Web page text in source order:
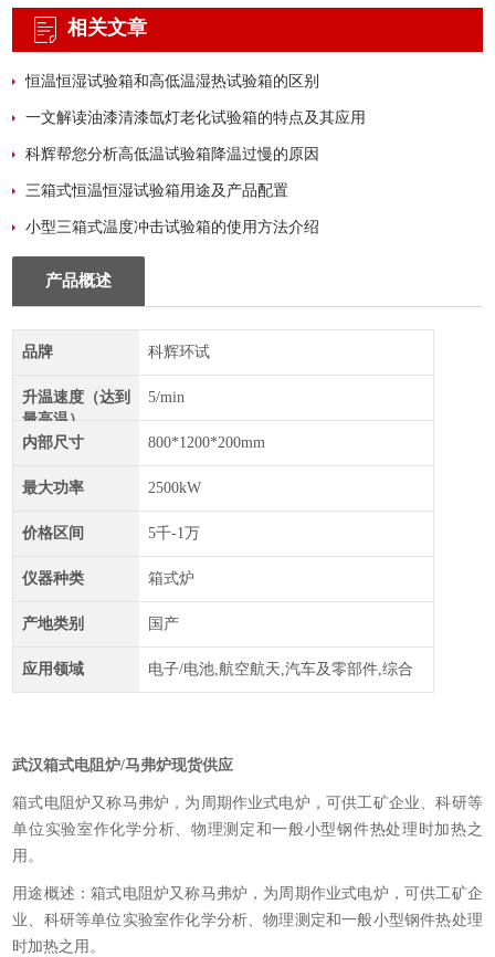
相关文章
恒温恒湿试验箱和高低温湿热试验箱的区别
一文解读油漆清漆氙灯老化试验箱的特点及其应用
科辉帮您分析高低温试验箱降温过慢的原因
三箱式恒温恒湿试验箱用途及产品配置
小型三箱式温度冲击试验箱的使用方法介绍
产品概述
品牌 科辉环试
升温速度（达到
最高温）
5/min
内部尺寸 800*1200*200mm
最大功率 2500kW
价格区间 5千-1万
仪器种类 箱式炉
产地类别 国产
应用领域 电子/电池,航空航天,汽车及零部件,综合
武汉箱式电阻炉/马弗炉现货供应
箱式电阻炉又称马弗炉，为周期作业式电炉，可供工矿企业、科研等
单位实验室作化学分析、物理测定和一般小型钢件热处理时加热之
用。
用途概述：箱式电阻炉又称马弗炉，为周期作业式电炉，可供工矿企
业、科研等单位实验室作化学分析、物理测定和一般小型钢件热处理
时加热之用。